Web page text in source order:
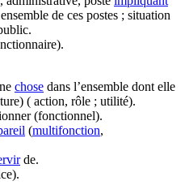
de ces postes ; situation
chose dans l’ensemble dont elle
( action, rôle ; utilité).
(fonctionnel).
(multifonction,
de.